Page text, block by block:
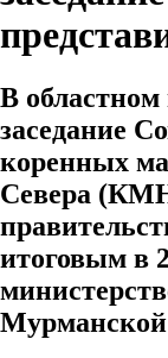
В областном
заседание
коренных
Севера
итоговым в
Мурманской